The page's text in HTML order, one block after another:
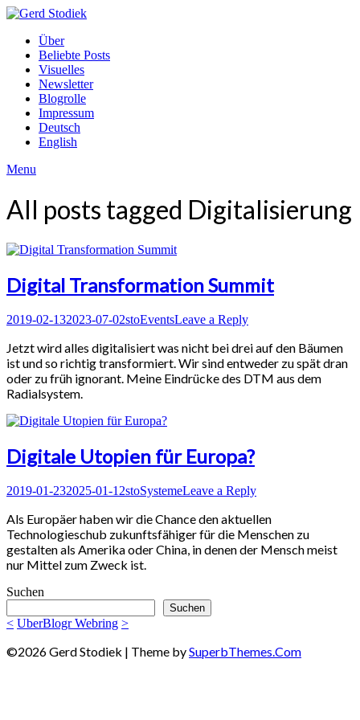
Skip
content
StodiekÜber
Beliebte Posts
Visuelles
Newsletter
Blogrolle
Impressum
Deutsch
English
Menu
All posts tagged Digitalisierung
Digital Transformation Summit
Posted
2019-02-132023-07-02Author
stoPosted
EventsLeave a Reply
Jetzt wird alles digitalisiert was nicht bei drei auf den Bäumen
ist und so richtig transformiert. Wir sind entweder zu spät dran
oder zu früh ignorant. Meine Eindrücke des DTM aus dem
Radialsystem.
Digitale Utopien für Europa?
Posted
2019-01-232025-01-12Author
stoPosted
SystemeLeave a Reply
Als Europäer haben wir die Chance den aktuellen
Technologieschub zukunftsfähiger für die Menschen zu
gestalten als Amerika oder China, in denen der Mensch meist
nur Mittel zum Zweck ist.
Suchen
Suchen
< UberBlogr Webring >
©2026 Gerd Stodiek | Theme bySuperbThemes.Com